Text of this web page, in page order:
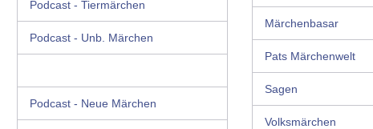
Podcast - Tiermärchen
Podcast - Unb. Märchen
Podcast - Neue Märchen
Märchenbasar
Pats Märchenwelt
Sagen
Volksmärchen